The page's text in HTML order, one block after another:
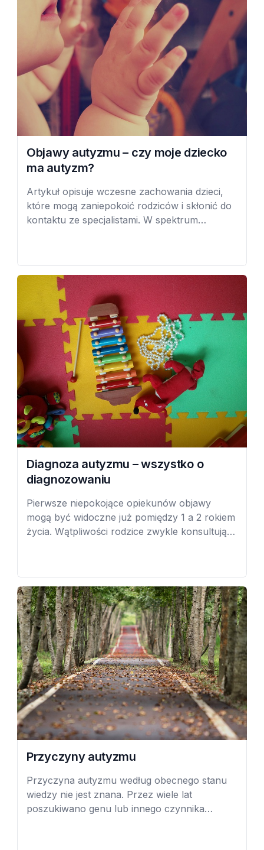
Objawy autyzmu – czy moje dziecko
ma autyzm?
Artykuł opisuje wczesne zachowania dzieci,
które mogą zaniepokoić rodziców i skłonić do
kontaktu ze specjalistami. W spektrum
wczesne rozpoczęcie terapii jest korzystne dla
dziecka.
Diagnoza autyzmu – wszystko o
diagnozowaniu
Pierwsze niepokojące opiekunów objawy
mogą być widoczne już pomiędzy 1 a 2 rokiem
życia. Wątpliwości rodzice zwykle konsultują u
wywiadu z rodzicami przez zespół
specjalistów.
Przyczyny autyzmu
Przyczyna autyzmu według obecnego stanu
wiedzy nie jest znana. Przez wiele lat
poszukiwano genu lub innego czynnika